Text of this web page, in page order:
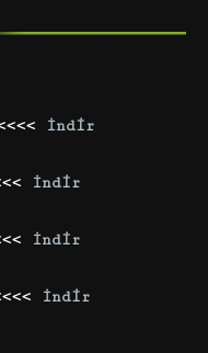
İndir
İndir
İndir
İndir